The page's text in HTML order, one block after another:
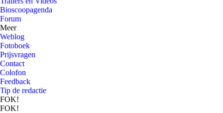
Bioscoopagenda
Forum
Meer
Weblog
Fotoboek
Prijsvragen
Contact
Colofon
Feedback
Tip de redactie
FOK!
FOK!